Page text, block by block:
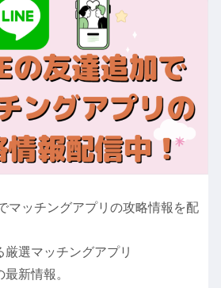
マッチングアプリの攻略情報を配
厳選マッチングアプリ
新情報。